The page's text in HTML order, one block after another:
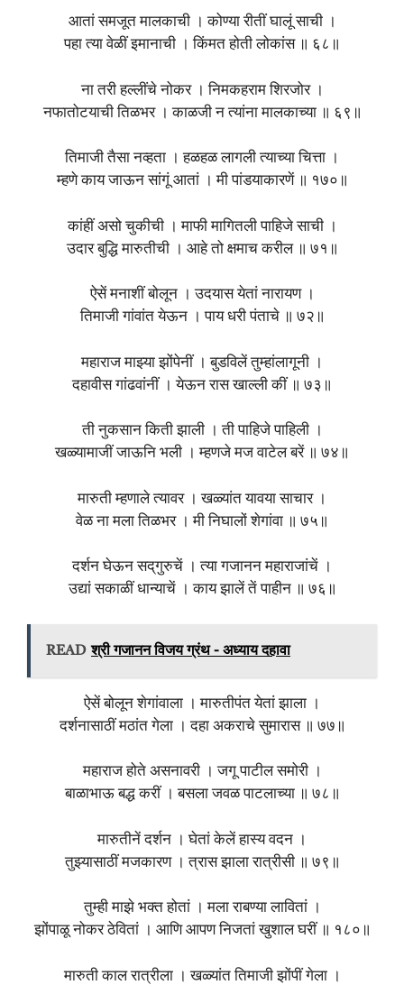
आतां समजूत मालकाची । कोण्या रीतीं घालूं साची ।
पहा त्या वेळीं इमानाची । किंमत होती लोकांस ॥ ६८॥
ना तरी हल्लींचे नोकर । निमकहराम शिरजोर ।
नफातोटयाची तिळभर । काळजी न त्यांना मालकाच्या ॥ ६९॥
तिमाजी तैसा नव्हता । हळहळ लागली त्याच्या चित्ता ।
म्हणे काय जाऊन सांगूं आतां । मी पांडयाकारणें ॥ १७०॥
कांहीं असो चुकीची । माफी मागितली पाहिजे साची ।
उदार बुद्धि मारुतीची । आहे तो क्षमाच करील ॥ ७१॥
ऐसें मनाशीं बोलून । उदयास येतां नारायण ।
तिमाजी गांवांत येऊन । पाय धरी पंताचे ॥ ७२॥
महाराज माझ्या झोंपेनीं । बुडविलें तुम्हांलागूनी ।
दहावीस गांढवांनीं । येऊन रास खाल्ली कीं ॥ ७३॥
ती नुकसान किती झाली । ती पाहिजे पाहिली ।
खळ्यामाजीं जाऊनि भली । म्हणजे मज वाटेल बरें ॥ ७४॥
मारुती म्हणाले त्यावर । खळ्यांत यावया साचार ।
वेळ ना मला तिळभर । मी निघालों शेगांवा ॥ ७५॥
दर्शन घेऊन सद्‌गुरुचें । त्या गजानन महाराजांचें ।
उद्यां सकाळीं धान्याचें । काय झालें तें पाहीन ॥ ७६॥
READ श्री गजानन विजय ग्रंथ - अध्याय दहावा
ऐसें बोलून शेगांवाला । मारुतीपंत येतां झाला ।
दर्शनासाठीं मठांत गेला । दहा अकराचे सुमारास ॥ ७७॥
महाराज होते असनावरी । जगू पाटील समोरी ।
बाळाभाऊ बद्ध करीं । बसला जवळ पाटलाच्या ॥ ७८॥
मारुतीनें दर्शन । घेतां केलें हास्य वदन ।
तुझ्यासाठीं मजकारण । त्रास झाला रात्रीसी ॥ ७९॥
तुम्ही माझे भक्त होतां । मला राबण्या लावितां ।
झोंपाळू नोकर ठेवितां । आणि आपण निजतां खुशाल घरीं ॥ १८०॥
मारुती काल रात्रीला । खळ्यांत तिमाजी झोंपीं गेला ।